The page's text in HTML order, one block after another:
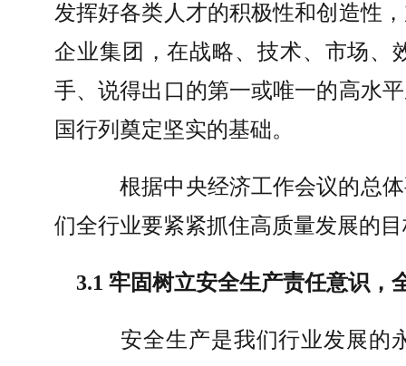
发挥好各类人才的积极性和创造性
企业集团，在战略、技术、市场、
手、说得出口的第一或唯一的高水
国行列奠定坚实的基础。
根据中央经济工作会议的总
们全行业要紧紧抓住高质量发展的
3.1 牢固树立安全生产责任意识，
安全生产是我们行业发展的